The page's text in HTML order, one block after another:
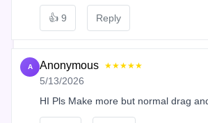
👍 9 Reply
A Anonymous ★★★★★
5/13/2026
HI Pls Make more but normal drag